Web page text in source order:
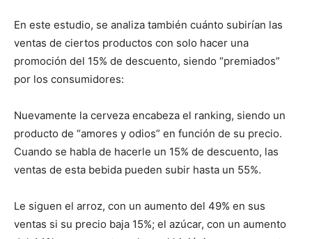
En este estudio, se analiza también cuánto subirían las
ventas de ciertos productos con solo hacer una
promoción del 15% de descuento, siendo “premiados”
por los consumidores:
Nuevamente la cerveza encabeza el ranking, siendo un
producto de “amores y odios” en función de su precio.
Cuando se habla de hacerle un 15% de descuento, las
ventas de esta bebida pueden subir hasta un 55%.
Le siguen el arroz, con un aumento del 49% en sus
ventas si su precio baja 15%; el azúcar, con un aumento